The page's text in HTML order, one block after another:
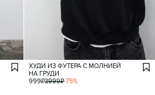
ХУДИ ИЗ ФУТЕРА С МОЛНИЕЙ
НА ГРУДИ
999₽3999₽-75%